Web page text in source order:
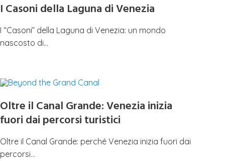
I Casoni della Laguna di Venezia
I “Casoni” della Laguna di Venezia: un mondo
nascosto di…
Oltre il Canal Grande: Venezia inizia
fuori dai percorsi turistici
Oltre il Canal Grande: perché Venezia inizia fuori dai
percorsi…